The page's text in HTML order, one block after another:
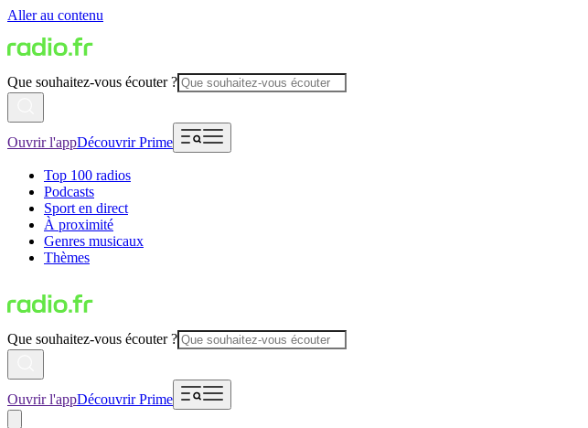
Aller au contenu
Que souhaitez-vous écouter ?
Ouvrir l'appDécouvrir Prime
Top 100 radios
Podcasts
Sport en direct
À proximité
Genres musicaux
Thèmes
Que souhaitez-vous écouter ?
Ouvrir l'appDécouvrir Prime